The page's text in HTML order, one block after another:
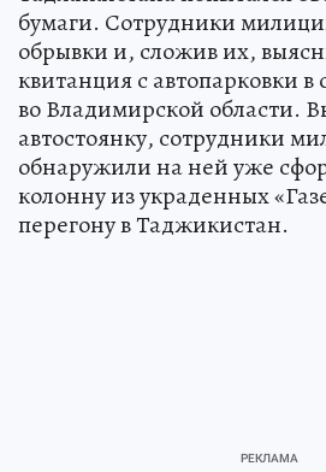
бумаги. Сотрудники
обрывки и, сложив их,
квитанция с автопарковки в
во Владимирской области.
автостоянку, сотрудники
обнаружили на ней уже
колонну из украденных
перегону в Таджикистан.